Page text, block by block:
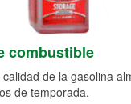
combustible
de la gasolina
de temporada.